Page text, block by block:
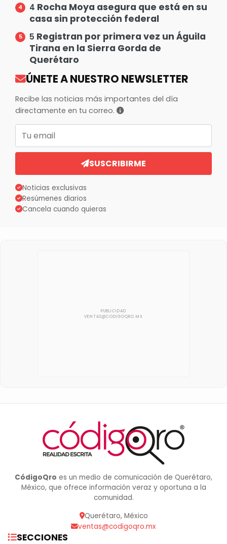
4 Rocha Moya asegura que está en su
casa sin protección federal
5 Registran por primera vez un Águila
Tirana en la Sierra Gorda de
Querétaro
ÚNETE A NUESTRO NEWSLETTER
Recibe las noticias más importantes del día
directamente en tu correo.
Correo electrónico
SUSCRIBIRME
Noticias exclusivas
Resúmenes diarios
Cancela cuando quieras
CódigoQro es un medio de comunicación de Querétaro,
México, que ofrece información veraz y oportuna a la
comunidad.
Querétaro, México
ventas@codigoqro.mx
SECCIONES